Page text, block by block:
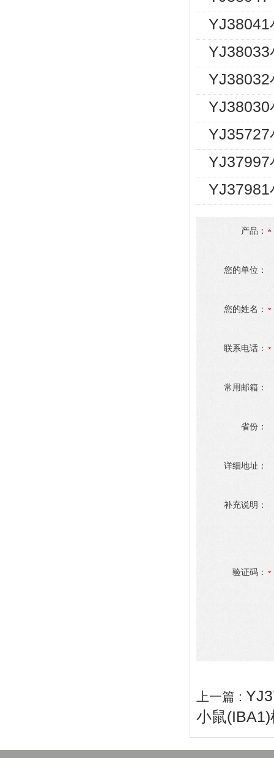
YJ38041
YJ38033
YJ38032
YJ38030
YJ35727
YJ37997
YJ37981
产品：
您的单位：
您的姓名：
联系电话：
常用邮箱：
省份：
详细地址：
补充说明：
验证码：
上一篇 :
小鼠